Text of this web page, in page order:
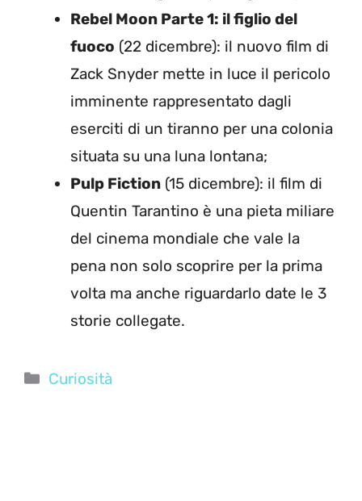
Rebel Moon Parte 1: il figlio del
fuoco (22 dicembre): il nuovo film di
Zack Snyder mette in luce il pericolo
imminente rappresentato dagli
eserciti di un tiranno per una colonia
situata su una luna lontana;
Pulp Fiction (15 dicembre): il film di
Quentin Tarantino è una pieta miliare
del cinema mondiale che vale la
pena non solo scoprire per la prima
volta ma anche riguardarlo date le 3
storie collegate.
Categorie
Curiosità